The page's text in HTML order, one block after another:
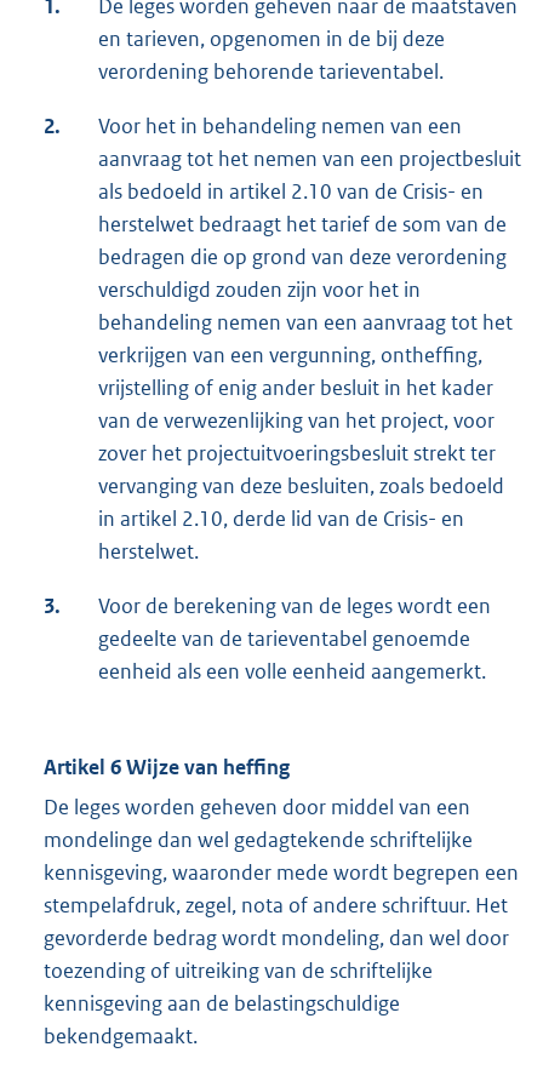
1.
De leges worden geheven naar de maatstaven
en tarieven, opgenomen in de bij deze
verordening behorende tarieventabel.
2.
Voor het in behandeling nemen van een
aanvraag tot het nemen van een projectbesluit
als bedoeld in artikel 2.10 van de Crisis- en
herstelwet bedraagt het tarief de som van de
bedragen die op grond van deze verordening
verschuldigd zouden zijn voor het in
behandeling nemen van een aanvraag tot het
verkrijgen van een vergunning, ontheffing,
vrijstelling of enig ander besluit in het kader
van de verwezenlijking van het project, voor
zover het projectuitvoeringsbesluit strekt ter
vervanging van deze besluiten, zoals bedoeld
in artikel 2.10, derde lid van de Crisis- en
herstelwet.
3.
Voor de berekening van de leges wordt een
gedeelte van de tarieventabel genoemde
eenheid als een volle eenheid aangemerkt.
Artikel 6 Wijze van heffing
De leges worden geheven door middel van een
mondelinge dan wel gedagtekende schriftelijke
kennisgeving, waaronder mede wordt begrepen een
stempelafdruk, zegel, nota of andere schriftuur. Het
gevorderde bedrag wordt mondeling, dan wel door
toezending of uitreiking van de schriftelijke
kennisgeving aan de belastingschuldige
bekendgemaakt.